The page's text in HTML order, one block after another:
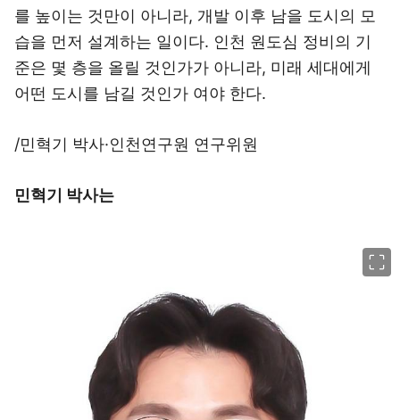
를 높이는 것만이 아니라, 개발 이후 남을 도시의 모
습을 먼저 설계하는 일이다. 인천 원도심 정비의 기
준은 몇 층을 올릴 것인가가 아니라, 미래 세대에게
어떤 도시를 남길 것인가 여야 한다.
/민혁기 박사·인천연구원 연구위원
민혁기 박사는